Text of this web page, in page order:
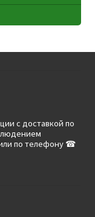
с доставкой по
по телефону ☎